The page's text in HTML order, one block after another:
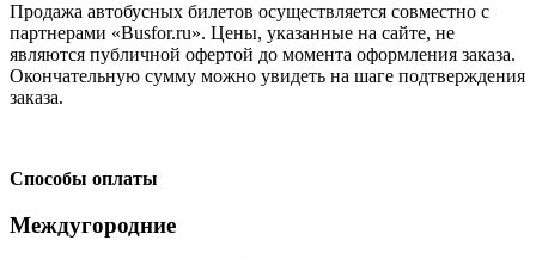
Продажа автобусных билетов осуществляется совместно с
партнерами «Busfor.ru». Цены, указанные на сайте, не
являются публичной офертой до момента оформления заказа.
Окончательную сумму можно увидеть на шаге подтверждения
заказа.
Способы оплаты
Междугородние